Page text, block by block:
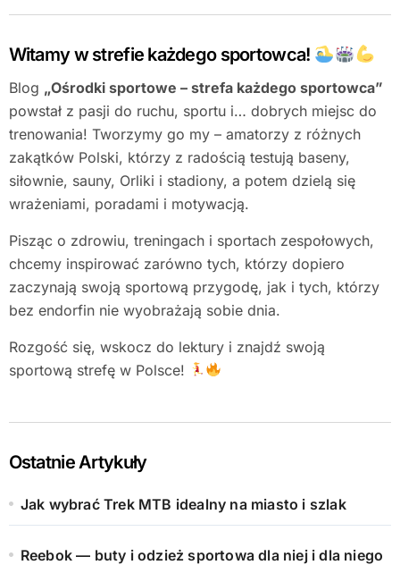
Witamy w strefie każdego sportowca!
Blog „Ośrodki sportowe – strefa każdego sportowca”
powstał z pasji do ruchu, sportu i… dobrych miejsc do
trenowania! Tworzymy go my – amatorzy z różnych
zakątków Polski, którzy z radością testują baseny,
siłownie, sauny, Orliki i stadiony, a potem dzielą się
wrażeniami, poradami i motywacją.
Pisząc o zdrowiu, treningach i sportach zespołowych,
chcemy inspirować zarówno tych, którzy dopiero
zaczynają swoją sportową przygodę, jak i tych, którzy
bez endorfin nie wyobrażają sobie dnia.
Rozgość się, wskocz do lektury i znajdź swoją
sportową strefę w Polsce!
Ostatnie Artykuły
Jak wybrać Trek MTB idealny na miasto i szlak
Reebok — buty i odzież sportowa dla niej i dla niego